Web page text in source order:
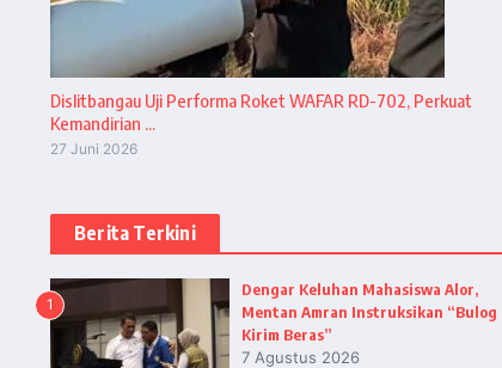
Dislitbangau Uji Performa Roket WAFAR RD-702, Perkuat
Kemandirian ...
27 Juni 2026
Berita Terkini
1
Dengar Keluhan Mahasiswa Alor,
Mentan Amran Instruksikan “Bulog
Kirim Beras”
7 Agustus 2026